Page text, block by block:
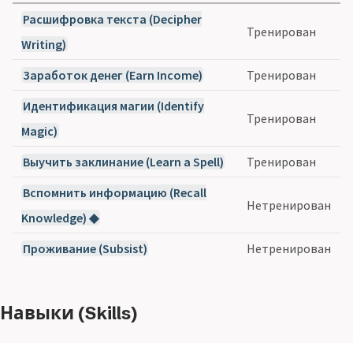
Расшифровка текста (Decipher
Writing)
Тренирован
Заработок денег (Earn Income)
Тренирован
Идентификация магии (Identify
Magic)
Тренирован
Выучить заклинание (Learn a Spell)
Тренирован
Вспомнить информацию (Recall
Knowledge) ◆
Нетренирован
Проживание (Subsist) Нетренирован
Навыки (Skills)